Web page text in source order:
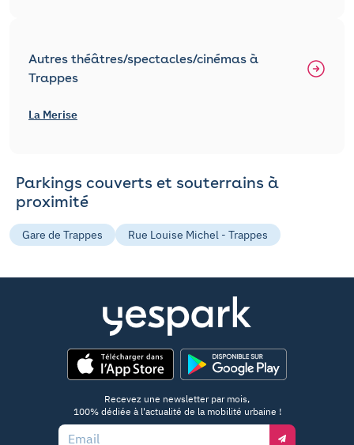
Autres théâtres/spectacles/cinémas à
Trappes
La Merise
Parkings couverts et souterrains à
proximité
Gare de Trappes Rue Louise Michel - Trappes
Recevez une newsletter par mois,
100% dédiée à l'actualité de la mobilité urbaine !